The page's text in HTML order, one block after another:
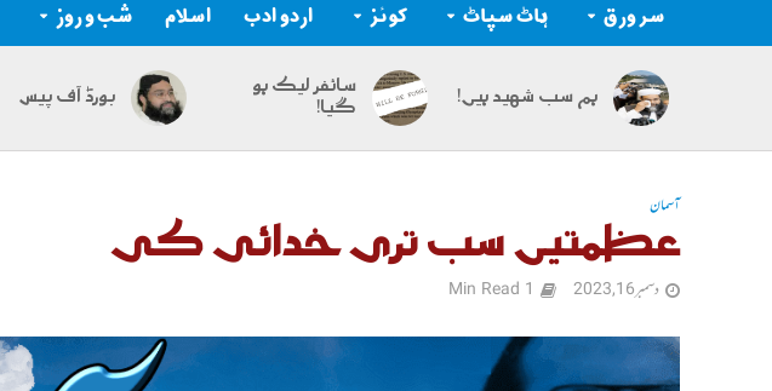
سر ورق ہاٹ سپاٹ کوئز اردو ادب اسلام شب و روز
ہم سب شہید ہیں!
سائفر لیک ہو
گیا!
بورڈ آف پیس
آسمان
عظمتیں سب تری خدائی کی
دسمبر 16, 2023 1 Min Read